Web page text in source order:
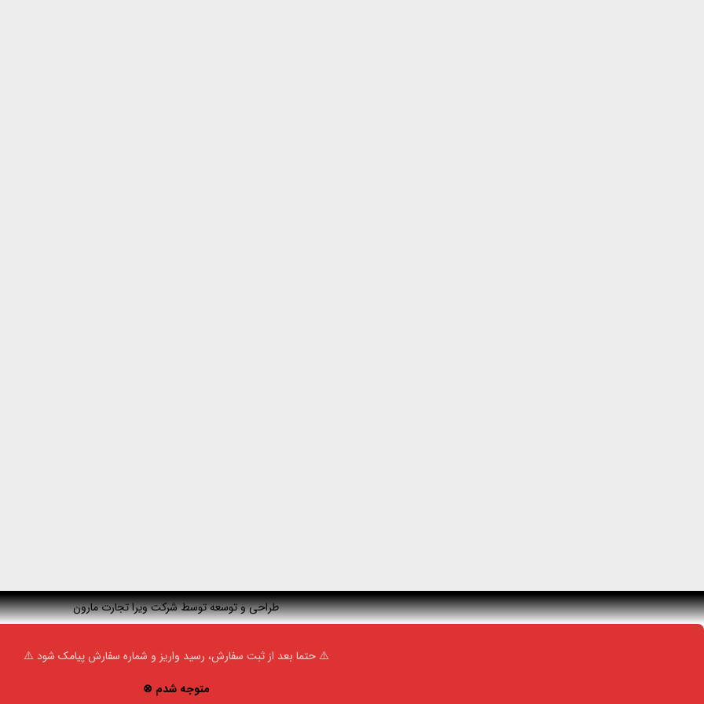
طراحی و توسعه توسط شرکت ویرا تجارت مارون
⚠️ حتما بعد از ثبت سفارش، رسید واریز و شماره سفارش پیامک شود ⚠️
متوجه شدم ⊗